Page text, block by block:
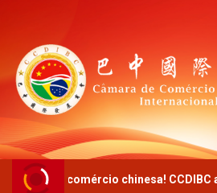
chinesa! CCDIBC abre